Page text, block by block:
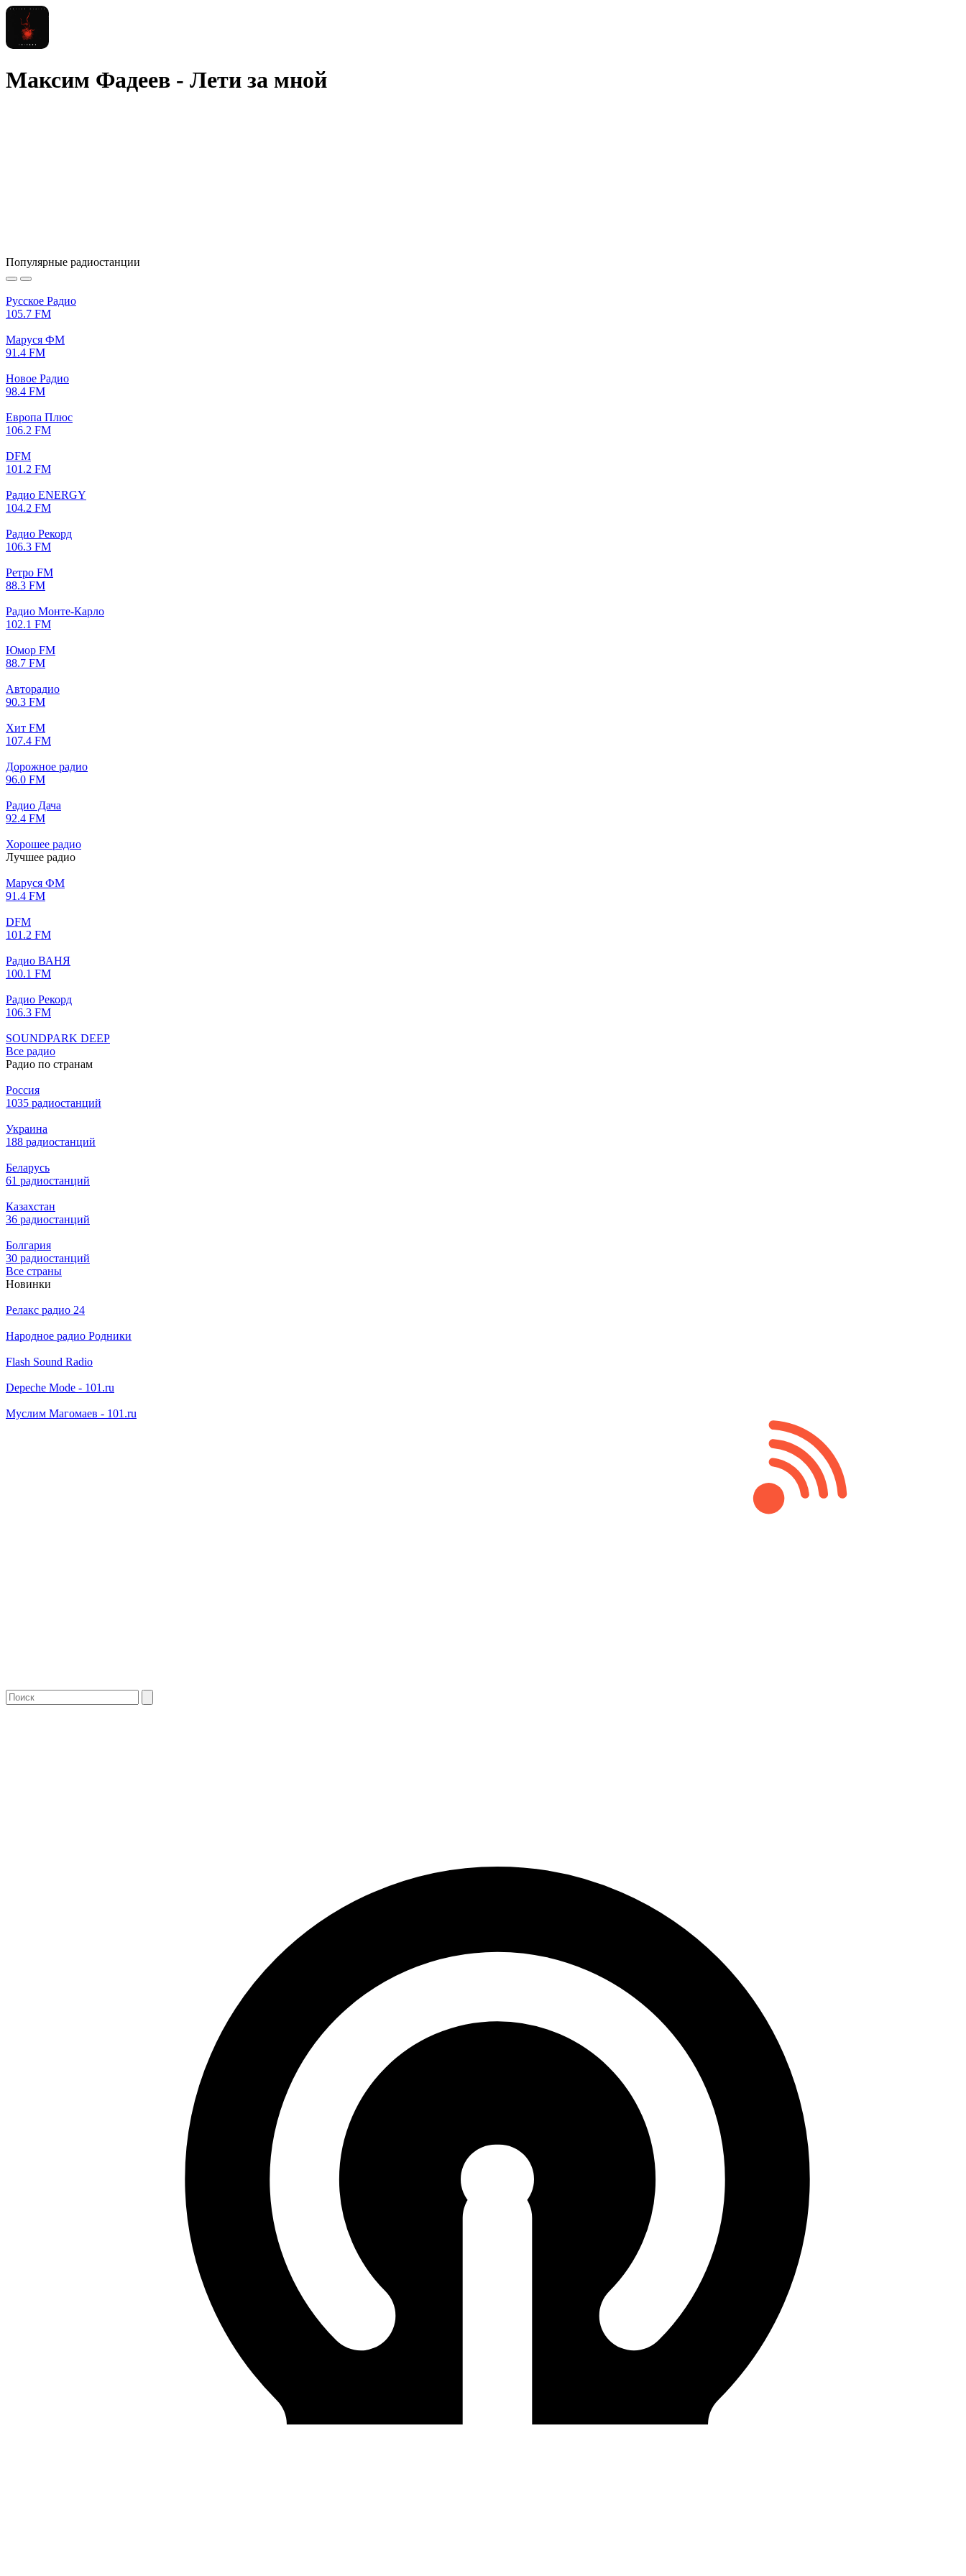
Максим Фадеев - Лети за мной
Популярные радиостанции
Русское Радио
105.7 FM
Маруся ФМ
91.4 FM
Новое Радио
98.4 FM
Европа Плюс
106.2 FM
DFM
101.2 FM
Радио ENERGY
104.2 FM
Радио Рекорд
106.3 FM
Ретро FM
88.3 FM
Радио Монте-Карло
102.1 FM
Юмор FM
88.7 FM
Авторадио
90.3 FM
Хит FM
107.4 FM
Дорожное радио
96.0 FM
Радио Дача
92.4 FM
Хорошее радио
Лучшее радио
Маруся ФМ
91.4 FM
DFM
101.2 FM
Радио ВАНЯ
100.1 FM
Радио Рекорд
106.3 FM
SOUNDPARK DEEP
Все радио
Радио по странам
Россия
1035 радиостанций
Украина
188 радиостанций
Беларусь
61 радиостанций
Казахстан
36 радиостанций
Болгария
30 радиостанций
Все страны
Новинки
Релакс радио 24
Народное радио Родники
Flash Sound Radio
Depeche Mode - 101.ru
Муслим Магомаев - 101.ru